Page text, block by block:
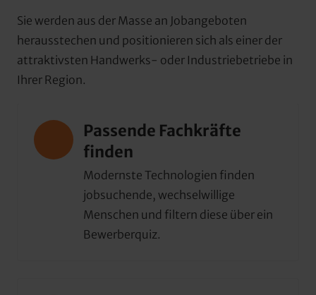
Sie werden aus der Masse an Jobangeboten
herausstechen und positionieren sich als einer der
attraktivsten Handwerks- oder Industriebetriebe in
Ihrer Region.
Passende Fachkräfte
finden
Modernste Technologien finden
jobsuchende, wechselwillige
Menschen und filtern diese über ein
Bewerberquiz.